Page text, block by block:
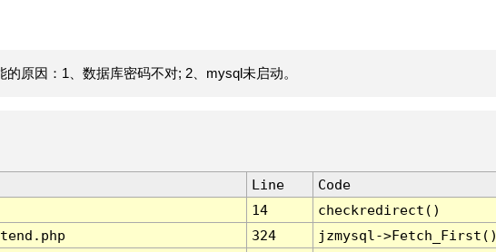
原因：1、数据库密码不对; 2、mysql未启动。
Line
Code
14
checkredirect()
324
jzmysql-